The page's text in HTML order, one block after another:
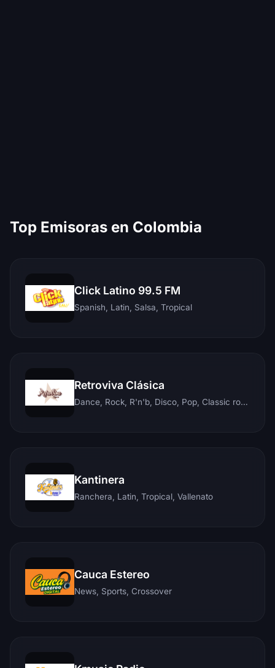
Top Emisoras en Colombia
Click Latino 99.5 FM
Spanish, Latin, Salsa, Tropical
Retroviva Clásica
Dance, Rock, R'n'b, Disco, Pop, Classic rock, Techno, Reggae
Kantinera
Ranchera, Latin, Tropical, Vallenato
Cauca Estereo
News, Sports, Crossover